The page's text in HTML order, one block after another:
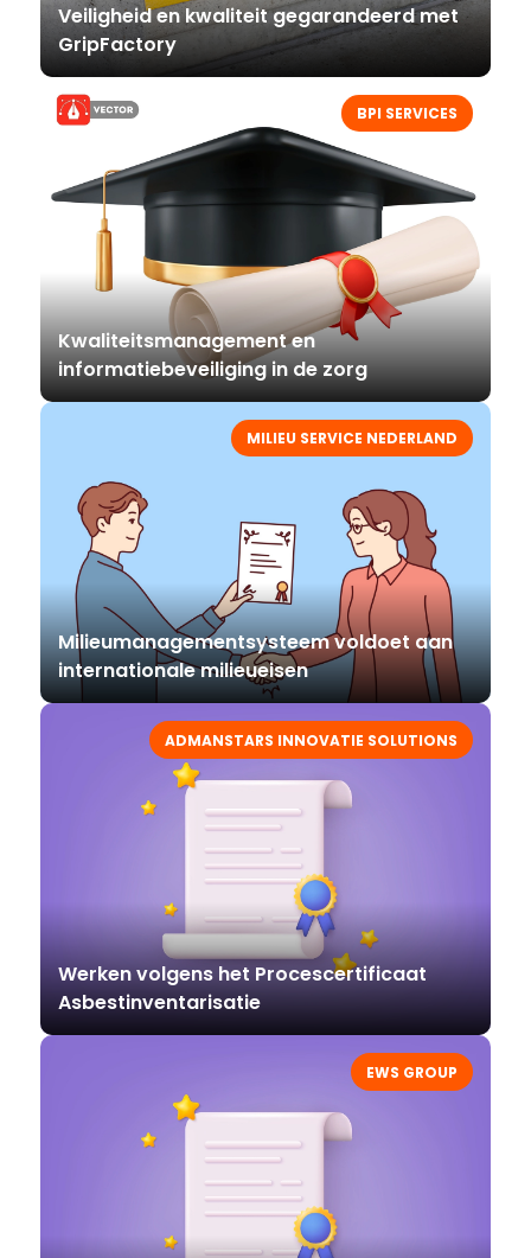
Veiligheid en kwaliteit gegarandeerd met
GripFactory
BPI SERVICES
Kwaliteitsmanagement en
informatiebeveiliging in de zorg
MILIEU SERVICE NEDERLAND
Milieumanagementsysteem voldoet aan
internationale milieueisen
ADMANSTARS INNOVATIE SOLUTIONS
Werken volgens het Procescertificaat
Asbestinventarisatie
EWS GROUP